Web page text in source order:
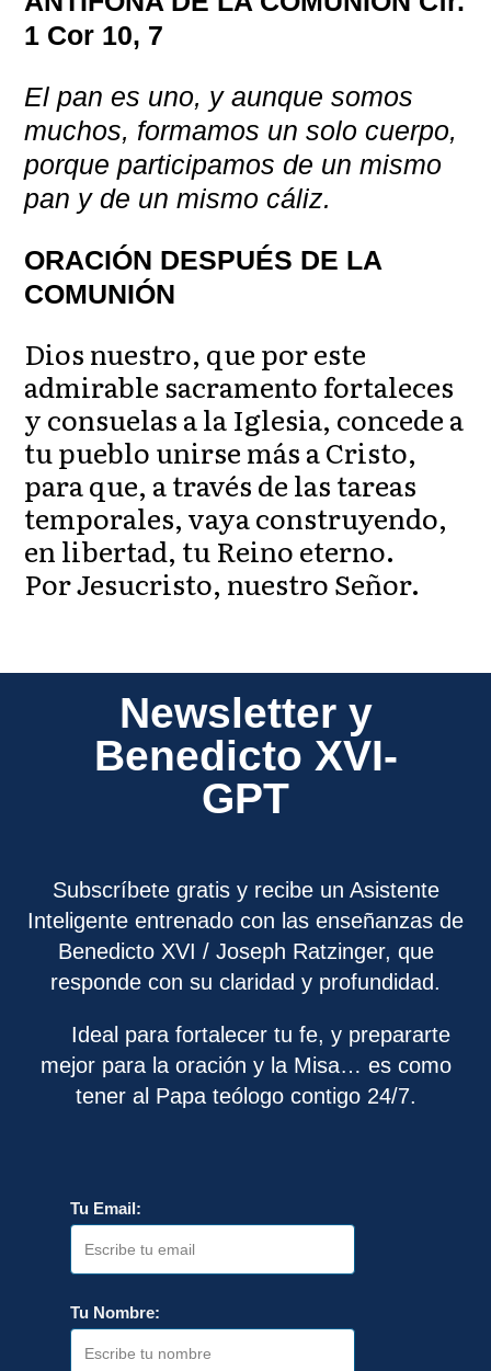
1 Cor 10, 7
El pan es uno, y aunque somos
muchos, formamos un solo cuerpo,
porque participamos de un mismo
pan y de un mismo cáliz.
ORACIÓN DESPUÉS DE LA
COMUNIÓN
Dios nuestro, que por este
admirable sacramento fortaleces
y consuelas a la Iglesia, concede a
tu pueblo unirse más a Cristo,
para que, a través de las tareas
temporales, vaya construyendo,
en libertad, tu Reino eterno.
Por Jesucristo, nuestro Señor.
Newsletter y
Benedicto XVI-
GPT
Subscríbete gratis y recibe un Asistente
Inteligente entrenado con las enseñanzas de
Benedicto XVI / Joseph Ratzinger, que
responde con su claridad y profundidad.
Ideal para fortalecer tu fe, y prepararte
mejor para la oración y la Misa… es como
tener al Papa teólogo contigo 24/7.
Tu Email:
Tu Nombre: